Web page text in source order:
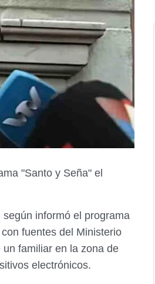
"Santo y Seña" el
informó el programa
fuentes del Ministerio
familiar en la zona de
electrónicos.